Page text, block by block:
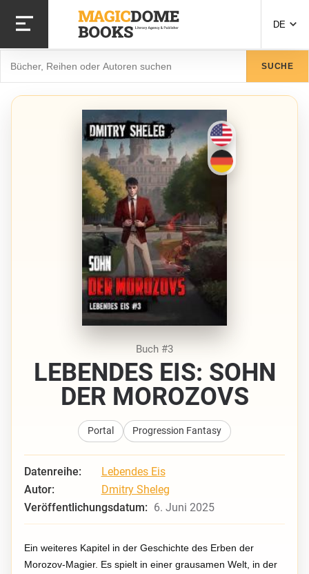
zum
Inhalt
DE
SUCHE
Buch #3
LEBENDES EIS: SOHN
DER MOROZOVS
Portal Progression Fantasy
Datenreihe:
Lebendes Eis
Autor:
Dmitry Sheleg
Veröffentlichungsdatum: 6. Juni 2025
Ein weiteres Kapitel in der Geschichte des Erben der
Morozov-Magier. Es spielt in einer grausamen Welt, in der